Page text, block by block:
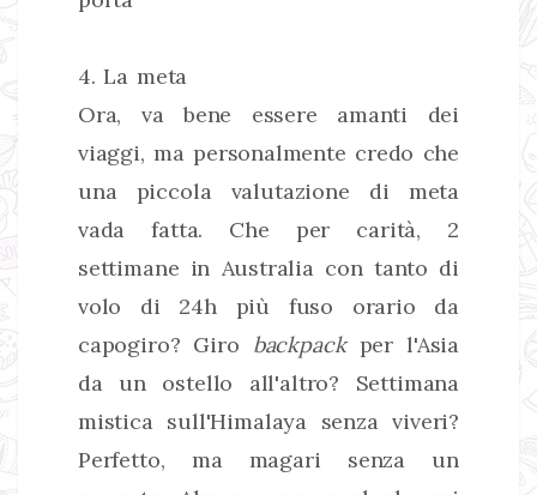
4. La meta
Ora, va bene essere amanti dei
viaggi, ma personalmente credo che
una piccola valutazione di meta
vada fatta. Che per carità, 2
settimane in Australia con tanto di
volo di 24h più fuso orario da
capogiro? Giro backpack per l'Asia
da un ostello all'altro? Settimana
mistica sull'Himalaya senza viveri?
Perfetto, ma magari senza un